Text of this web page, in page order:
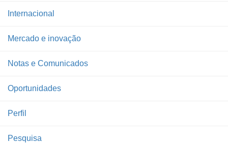
Internacional
Mercado e inovação
Notas e Comunicados
Oportunidades
Perfil
Pesquisa